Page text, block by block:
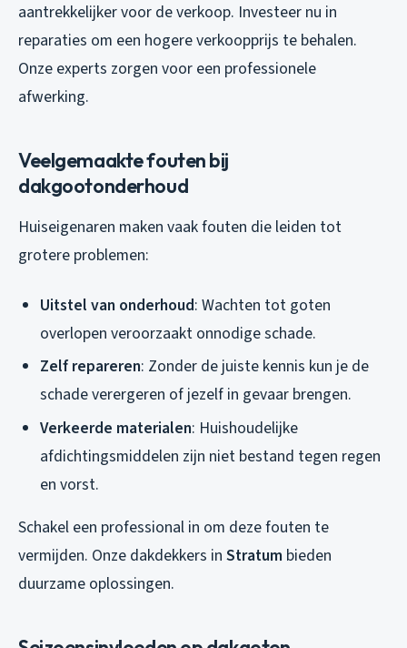
aantrekkelijker voor de verkoop. Investeer nu in
reparaties om een hogere verkoopprijs te behalen.
Onze experts zorgen voor een professionele
afwerking.
Veelgemaakte fouten bij
dakgootonderhoud
Huiseigenaren maken vaak fouten die leiden tot
grotere problemen:
Uitstel van onderhoud: Wachten tot goten
overlopen veroorzaakt onnodige schade.
Zelf repareren: Zonder de juiste kennis kun je de
schade verergeren of jezelf in gevaar brengen.
Verkeerde materialen: Huishoudelijke
afdichtingsmiddelen zijn niet bestand tegen regen
en vorst.
Schakel een professional in om deze fouten te
vermijden. Onze dakdekkers in Stratum bieden
duurzame oplossingen.